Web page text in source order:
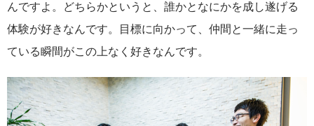
んですよ。どちらかというと、誰かとなにかを成し遂げる
体験が好きなんです。目標に向かって、仲間と一緒に走っ
ている瞬間がこの上なく好きなんです。